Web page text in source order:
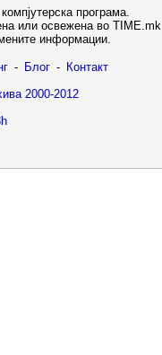
програма.
или освежена во TIME.mk
информации.
- Блог - Контакт
2000-2012